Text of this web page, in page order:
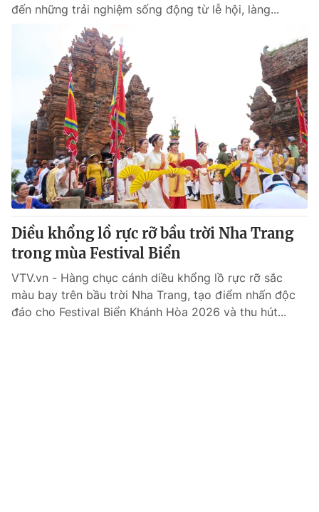
Photo Infographic
VTV Money
VTV Sức khoẻ Bất động sản
Thị trường 24h Tấm lòng Việt
VTV4 Vươn mình bằng AI
VTV9
Liên hệ tòa soạn English
đến những trải nghiệm sống động từ lễ hội, làng...
Diều khổng lồ rực rỡ bầu trời Nha Trang
trong mùa Festival Biển
VTV.vn - Hàng chục cánh diều khổng lồ rực rỡ sắc
màu bay trên bầu trời Nha Trang, tạo điểm nhấn độc
đáo cho Festival Biển Khánh Hòa 2026 và thu hút...